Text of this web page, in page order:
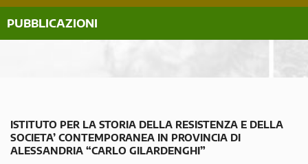
PUBBLICAZIONI
ISTITUTO PER LA STORIA DELLA RESISTENZA E DELLA
SOCIETA’ CONTEMPORANEA IN PROVINCIA DI
ALESSANDRIA “CARLO GILARDENGHI”